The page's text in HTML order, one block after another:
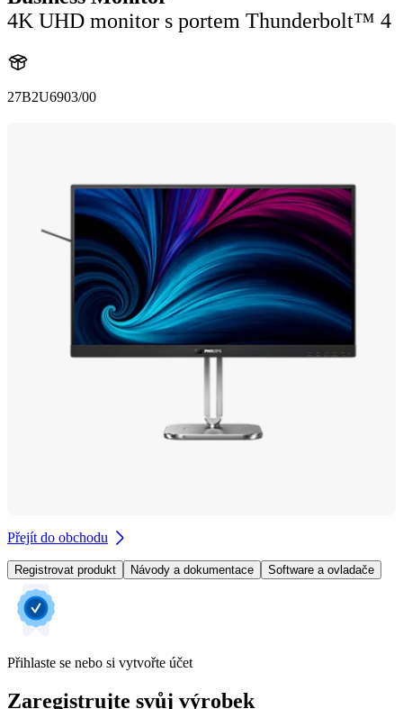
4K UHD monitor s portem Thunderbolt™ 4
27B2U6903/00
Přejít do obchodu
Registrovat produkt Návody a dokumentace Software a ovladače
Přihlaste se nebo si vytvořte účet
Zaregistrujte svůj výrobek